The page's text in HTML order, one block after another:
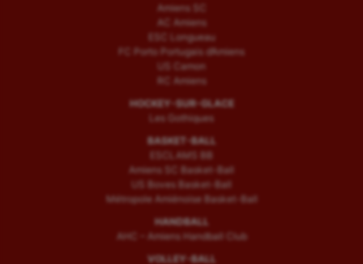
Amiens SC
AC Amiens
ESC Longueau
FC Porto Portugais d’Amiens
US Camon
RC Amiens
HOCKEY-SUR-GLACE
Les Gothiques
BASKET-BALL
ESCLAMS BB
Amiens SC Basket-Ball
US Boves Basket-Ball
Métropole Amiénoise Basket-Ball
HANDBALL
AHC – Amiens Handball Club
VOLLEY-BALL